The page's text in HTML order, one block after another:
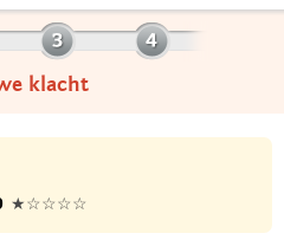
klacht
★☆☆☆☆